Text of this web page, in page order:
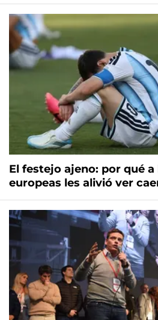
El festejo ajeno: por qué
europeas les alivió ver